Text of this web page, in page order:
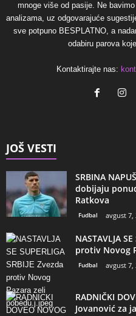
mnoge više od pasije. Ne
analizama, uz odgovarajuće
sve potpuno BESPLATNO, a
odabiru parova
Kontaktirajte nas:
JOŠ VESTI
SRBINA
dobijaju
Ratkova
Fudbal avgust 7,
NASTAVLJA
protiv Novog
Fudbal avgust 7,
RADNIČKI
Jovanović za